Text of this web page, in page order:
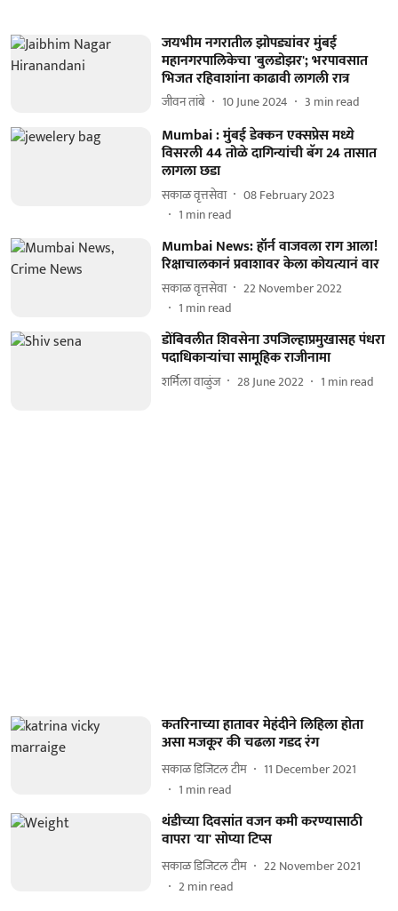
जयभीम नगरातील झोपड्यांवर मुंबई
महानगरपालिकेचा 'बुलडोझर'; भरपावसात
भिजत रहिवाशांना काढावी लागली रात्र
जीवन तांबे 10 June 2024 3 min read
Mumbai : मुंबई डेक्कन एक्सप्रेस मध्ये
विसरली 44 तोळे दागिन्यांची बॅग 24 तासात
लागला छडा
सकाळ वृत्तसेवा
08 February 2023
1 min read
Mumbai News: हॉर्न वाजवला राग आला!
रिक्षाचालकानं प्रवाशावर केला कोयत्यानं वार
सकाळ वृत्तसेवा
22 November 2022
1 min read
डोंबिवलीत शिवसेना उपजिल्हाप्रमुखासह पंधरा
पदाधिकाऱ्यांचा सामूहिक राजीनामा
शर्मिला वाळुंज 28 June 2022 1 min read
कतरिनाच्या हातावर मेहंदीने लिहिला होता
असा मजकूर की चढला गडद रंग
सकाळ डिजिटल टीम
11 December 2021
1 min read
थंडीच्या दिवसांत वजन कमी करण्यासाठी
वापरा 'या' सोप्या टिप्स
सकाळ डिजिटल टीम
22 November 2021
2min read